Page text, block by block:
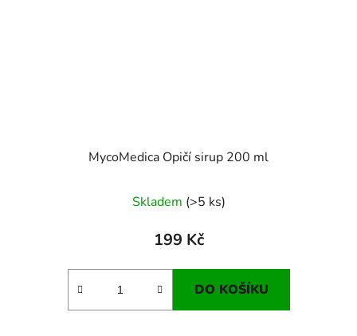
MycoMedica Opičí sirup 200 ml
Skladem (>5 ks)
199 Kč
DO KOŠÍKU